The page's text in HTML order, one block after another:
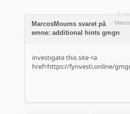
8
MarcosMoums svaret på
emne: additional hints gmgn
investigate this site <a
href=https://fynvesti.online/